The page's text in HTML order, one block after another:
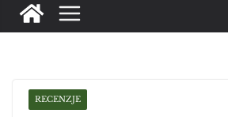
RECENZJE